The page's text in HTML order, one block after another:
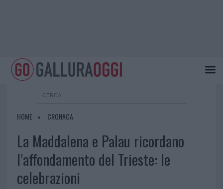
HOME CRONACA
La Maddalena e Palau ricordano
l’affondamento del Trieste: le
celebrazioni